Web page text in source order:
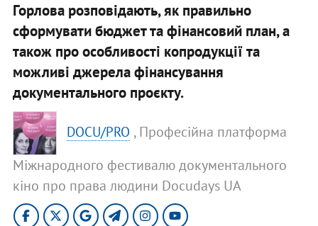
Горлова розповідають, як правильно
сформувати бюджет та фінансовий план, а
також про особливості копродукції та
можливі джерела фінансування
документального проєкту.
DOCU/PRO , Професійна платформа
Міжнародного фестивалю документального
кіно про права людини Docudays UA